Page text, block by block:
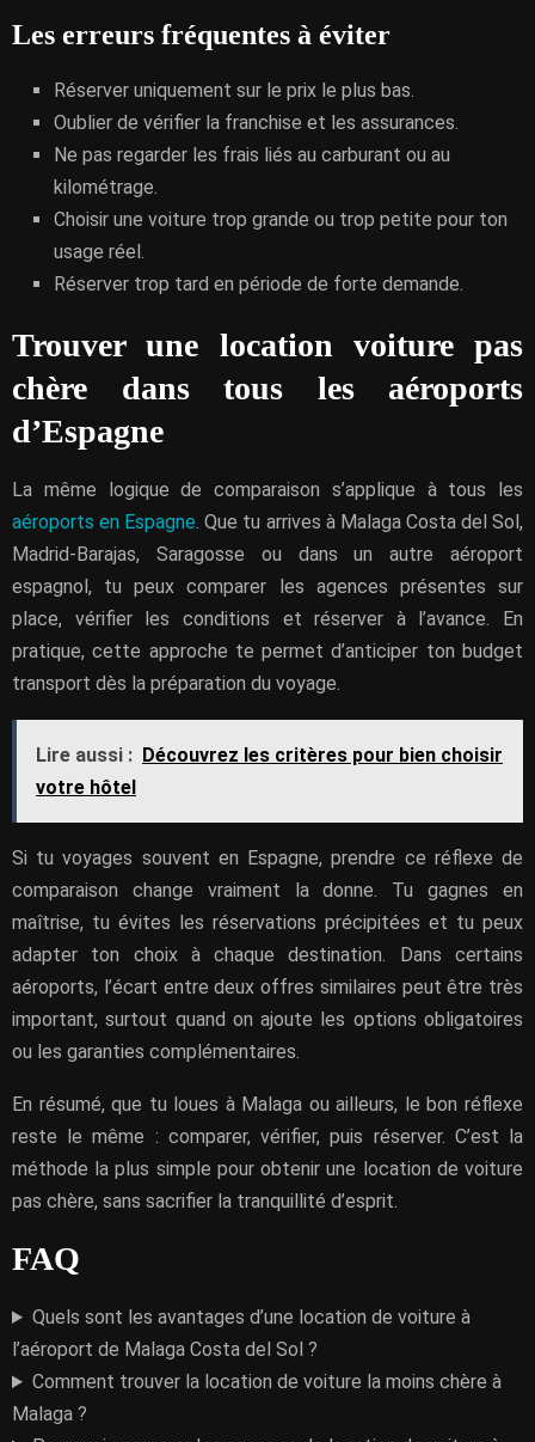
Les erreurs fréquentes à éviter
Réserver uniquement sur le prix le plus bas.
Oublier de vérifier la franchise et les assurances.
Ne pas regarder les frais liés au carburant ou au
kilométrage.
Choisir une voiture trop grande ou trop petite pour ton
usage réel.
Réserver trop tard en période de forte demande.
Trouver une location voiture pas
chère dans tous les aéroports
d’Espagne
La même logique de comparaison s’applique à tous les
aéroports en Espagne. Que tu arrives à Malaga Costa del Sol,
Madrid-Barajas, Saragosse ou dans un autre aéroport
espagnol, tu peux comparer les agences présentes sur
place, vérifier les conditions et réserver à l’avance. En
pratique, cette approche te permet d’anticiper ton budget
transport dès la préparation du voyage.
Lire aussi : Découvrez les critères pour bien choisir
votre hôtel
Si tu voyages souvent en Espagne, prendre ce réflexe de
comparaison change vraiment la donne. Tu gagnes en
maîtrise, tu évites les réservations précipitées et tu peux
adapter ton choix à chaque destination. Dans certains
aéroports, l’écart entre deux offres similaires peut être très
important, surtout quand on ajoute les options obligatoires
ou les garanties complémentaires.
En résumé, que tu loues à Malaga ou ailleurs, le bon réflexe
reste le même : comparer, vérifier, puis réserver. C’est la
méthode la plus simple pour obtenir une location de voiture
pas chère, sans sacrifier la tranquillité d’esprit.
FAQ
Quels sont les avantages d’une location de voiture à
l’aéroport de Malaga Costa del Sol ?
Comment trouver la location de voiture la moins chère à
Malaga ?